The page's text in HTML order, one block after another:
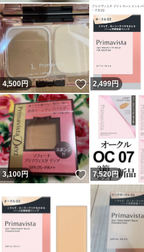
4,500円 いいね！
2,499円
3,100円 いいね！
7,520円